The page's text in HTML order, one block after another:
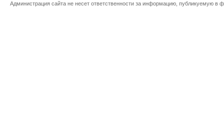
Администрация сайта не несет ответственности за информацию, публикуемую